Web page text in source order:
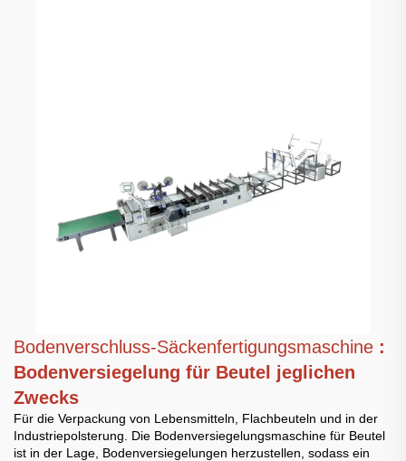
Bodenverschluss-Säckenfertigungsmaschine :
Bodenversiegelung für Beutel jeglichen
Zwecks
Für die Verpackung von Lebensmitteln, Flachbeuteln und in der
Industriepolsterung. Die Bodenversiegelungsmaschine für Beutel
ist in der Lage, Bodenversiegelungen herzustellen, sodass ein